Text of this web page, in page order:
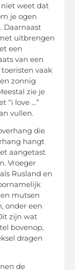
weet dat
je ogen
Daarnaast
uitbrengen
een
van een
vaak
zonnig
zie je
“i love …”
vullen.
die
hangt
aangetast
Vroeger
Rusland en
mutsen
onder een
zijn wat
bovenop,
dragen
de